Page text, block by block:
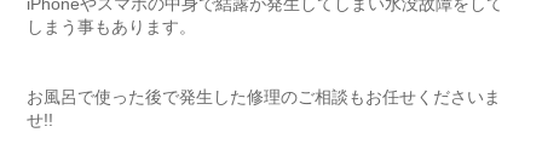
iPhoneやスマホの中身で結露が発生してしまい水没故障をして
しまう事もあります。
お風呂で使った後で発生した修理のご相談もお任せくださいま
せ!!